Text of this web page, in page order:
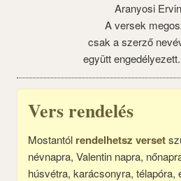
Aranyosi
A versek
csak a szerző
együtt
Vers rendelés
Mostantól rendelhetsz verset
névnapra, Valentin napra,
húsvétra, karácsonyra, télapóra,